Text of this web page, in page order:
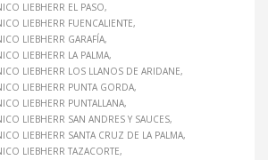
LIEBHERR EL PASO
LIEBHERR FUENCALIENTE
LIEBHERR GARAFÍA
LIEBHERR LA PALMA
LIEBHERR LOS LLANOS DE ARIDANE
LIEBHERR PUNTA GORDA
LIEBHERR PUNTALLANA
LIEBHERR SAN ANDRES Y SAUCES
LIEBHERR SANTA CRUZ DE LA PALMA
LIEBHERR TAZACORTE